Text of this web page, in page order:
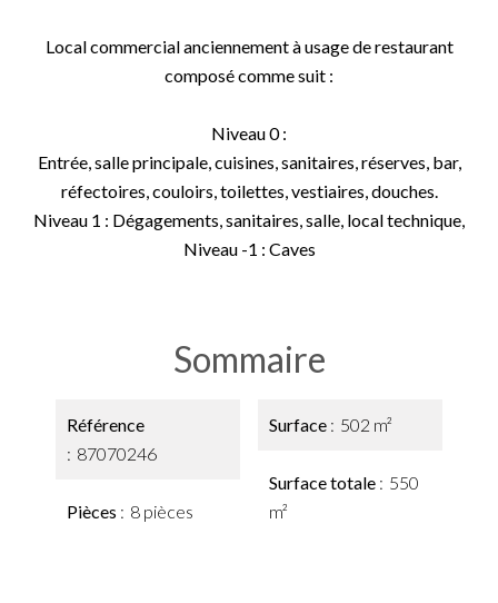
Local commercial anciennement à usage de restaurant
composé comme suit :
Niveau 0 :
Entrée, salle principale, cuisines, sanitaires, réserves, bar,
réfectoires, couloirs, toilettes, vestiaires, douches.
Niveau 1 : Dégagements, sanitaires, salle, local technique,
Niveau -1 : Caves
Sommaire
Référence
87070246
Pièces 8 pièces
Surface 502 m²
Surface totale
550
m²